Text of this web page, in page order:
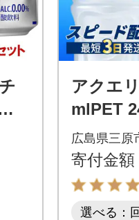
アクエ
mlPET
広島県三原
寄付金額
選べる：